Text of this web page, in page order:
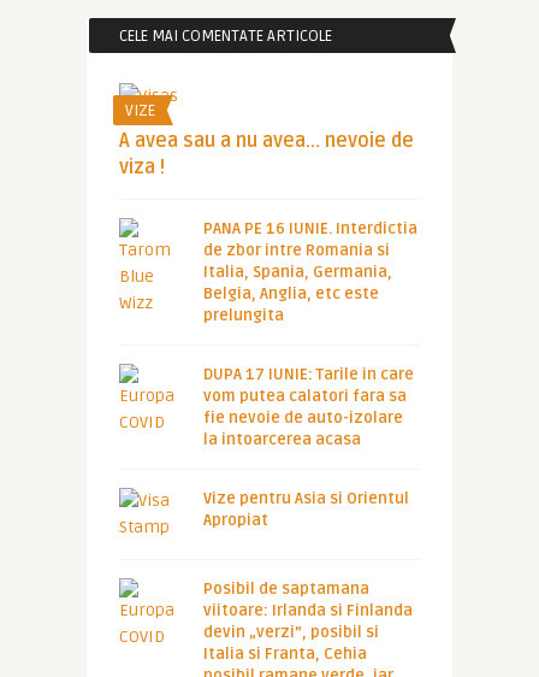
CELE MAI COMENTATE ARTICOLE
VIZE
A avea sau a nu avea… nevoie de
viza !
PANA PE 16 IUNIE. Interdictia
de zbor intre Romania si
Italia, Spania, Germania,
Belgia, Anglia, etc este
prelungita
DUPA 17 IUNIE: Tarile in care
vom putea calatori fara sa
fie nevoie de auto-izolare
la intoarcerea acasa
Vize pentru Asia si Orientul
Apropiat
Posibil de saptamana
viitoare: Irlanda si Finlanda
devin „verzi”, posibil si
Italia si Franta, Cehia